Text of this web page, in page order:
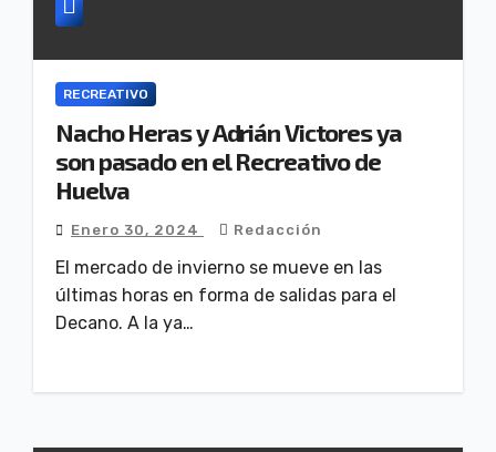
RECREATIVO
Nacho Heras y Adrián Victores ya
son pasado en el Recreativo de
Huelva
Enero 30, 2024 Redacción
El mercado de invierno se mueve en las
últimas horas en forma de salidas para el
Decano. A la ya…